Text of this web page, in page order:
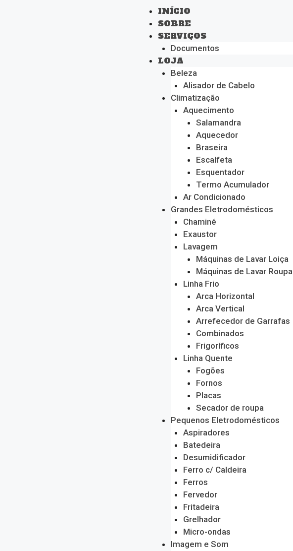
INÍCIO
SOBRE
SERVIÇOS
Documentos
LOJA
Beleza
Alisador de Cabelo
Climatização
Aquecimento
Salamandra
Aquecedor
Braseira
Escalfeta
Esquentador
Termo Acumulador
Ar Condicionado
Grandes Eletrodomésticos
Chaminé
Exaustor
Lavagem
Máquinas de Lavar Loiça
Máquinas de Lavar Roupa
Linha Frio
Arca Horizontal
Arca Vertical
Arrefecedor de Garrafas
Combinados
Frigoríficos
Linha Quente
Fogões
Fornos
Placas
Secador de roupa
Pequenos Eletrodomésticos
Aspiradores
Batedeira
Desumidificador
Ferro c/ Caldeira
Ferros
Fervedor
Fritadeira
Grelhador
Micro-ondas
Imagem e Som